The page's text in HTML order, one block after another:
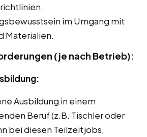
im Umgang mit
Materialien.
(je nach Betrieb):
Ausbildung in einem
Beruf (z.B. Tischler oder
bei diesen Teilzeitjobs,